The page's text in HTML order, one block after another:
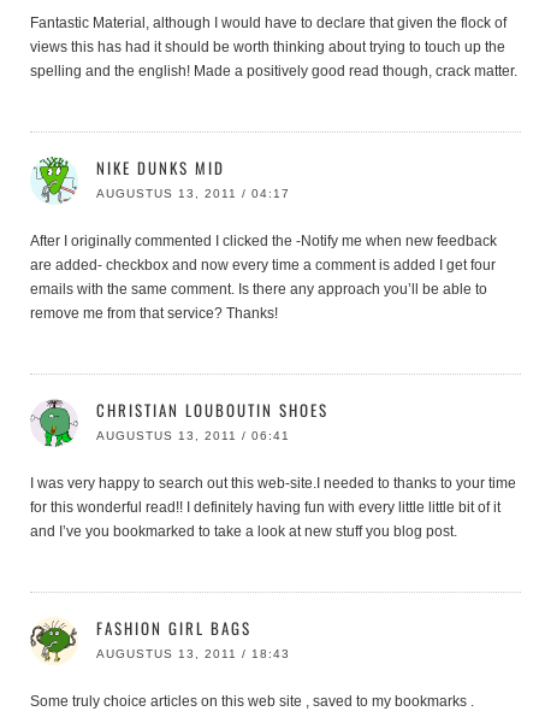
Fantastic Material, although I would have to declare that given the flock of
views this has had it should be worth thinking about trying to touch up the
spelling and the english! Made a positively good read though, crack matter.
NIKE DUNKS MID
AUGUSTUS 13, 2011 / 04:17
After I originally commented I clicked the -Notify me when new feedback
are added- checkbox and now every time a comment is added I get four
emails with the same comment. Is there any approach you’ll be able to
remove me from that service? Thanks!
CHRISTIAN LOUBOUTIN SHOES
AUGUSTUS 13, 2011 / 06:41
I was very happy to search out this web-site.I needed to thanks to your time
for this wonderful read!! I definitely having fun with every little little bit of it
and I’ve you bookmarked to take a look at new stuff you blog post.
FASHION GIRL BAGS
AUGUSTUS 13, 2011 / 18:43
Some truly choice articles on this web site , saved to my bookmarks .